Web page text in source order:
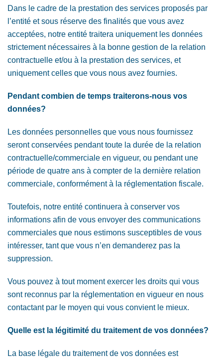
Dans le cadre de la prestation des services proposés par
l’entité et sous réserve des finalités que vous avez
acceptées, notre entité traitera uniquement les données
strictement nécessaires à la bonne gestion de la relation
contractuelle et/ou à la prestation des services, et
uniquement celles que vous nous avez fournies.
Pendant combien de temps traiterons-nous vos
données?
Les données personnelles que vous nous fournissez
seront conservées pendant toute la durée de la relation
contractuelle/commerciale en vigueur, ou pendant une
période de quatre ans à compter de la dernière relation
commerciale, conformément à la réglementation fiscale.
Toutefois, notre entité continuera à conserver vos
informations afin de vous envoyer des communications
commerciales que nous estimons susceptibles de vous
intéresser, tant que vous n’en demanderez pas la
suppression.
Vous pouvez à tout moment exercer les droits qui vous
sont reconnus par la réglementation en vigueur en nous
contactant par le moyen qui vous convient le mieux.
Quelle est la légitimité du traitement de vos données?
La base légale du traitement de vos données est